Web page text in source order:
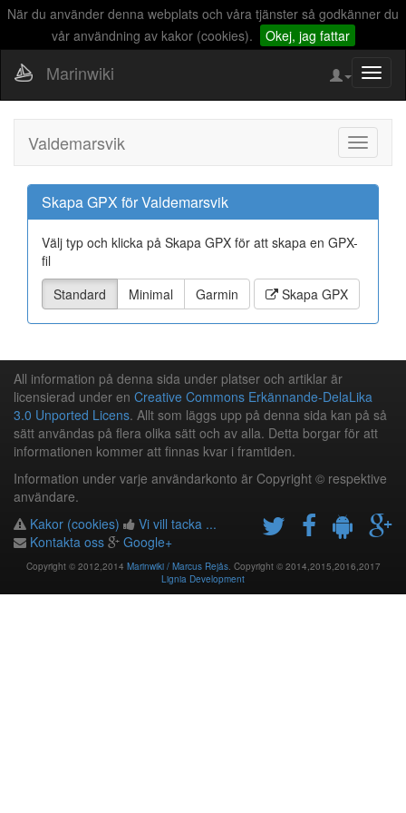
När du använder denna webplats och våra tjänster så godkänner du
vår användning av kakor (cookies).
Okej, jag fattar
Marinwiki
Visa/
Visa/Dölj
Valdemarsvik
Skapa GPX för Valdemarsvik
Välj typ och klicka på Skapa GPX för att skapa en GPX-
fil
Standard
Minimal Garmin Skapa GPX
All information på denna sida under platser och artiklar är
licensierad under en Creative Commons Erkännande-DelaLika
3.0 Unported Licens. Allt som läggs upp på denna sida kan på så
sätt användas på flera olika sätt och av alla. Detta borgar för att
informationen kommer att finnas kvar i framtiden.
Information under varje användarkonto är Copyright © respektive
användare.
Kakor (cookies)
Vi vill tacka ...
Kontakta oss
Google+
Copyright © 2012,2014 Marinwiki / Marcus Rejås. Copyright © 2014,2015,2016,2017
Lignia Development